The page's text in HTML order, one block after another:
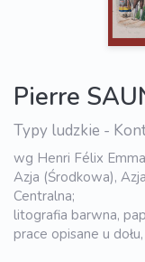
Pierre
Typy ludzkie -
wg Henri Félix
Azja (Środkowa),
Centralna;
litografia barwna,
prace opisane u dołu,